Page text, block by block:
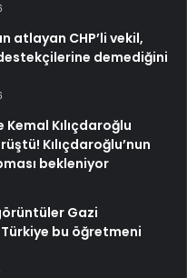
atlayan CHP’li vekil,
demediğini
Kemal Kılıçdaroğlu
Kılıçdaroğlu’nun
bekleniyor
Gazi
bu öğretmeni